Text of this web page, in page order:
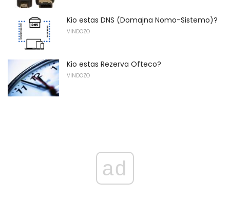
Kio estas DNS (Domajna Nomo-Sistemo)?
VINDOZO
Kio estas Rezerva Ofteco?
VINDOZO
ad